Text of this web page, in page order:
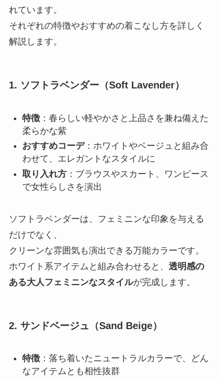
れています。
それぞれの特徴やおすすめの着こなし方を詳しく
解説します。
1. ソフトラベンダー（Soft Lavender）
特徴：春らしい軽やかさと上品さを兼ね備えた
柔らかな紫
おすすめコーデ：ホワイトやベージュと組み合
わせて、エレガントなスタイルに
取り入れ方：ブラウスやスカート、ワンピース
で女性らしさを演出
ソフトラベンダーは、フェミニンな印象を与える
だけでなく、
クリーンな雰囲気も演出できる万能カラーです。
ホワイト系アイテムと組み合わせると、 透明感の
ある大人フェミニンなスタイルが完成します。
2. サンドベージュ（Sand Beige）
特徴：落ち着いたニュートラルカラーで、どん
なアイテムとも相性抜群